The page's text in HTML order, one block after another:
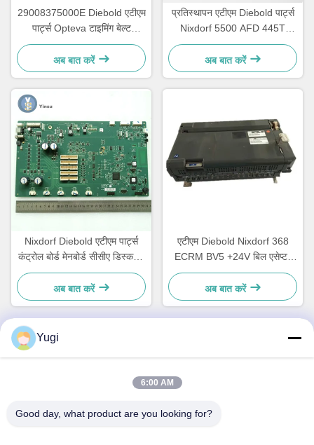
29008375000E Diebold एटीएम
पार्ट्स Opteva टाइमिंग बेल्ट
ट्रांसपोर्ट बेल्ट 67T
अब बात करें
प्रतिस्थापन एटीएम Diebold पार्ट्स
Nixdorf 5500 AFD 445T
परिवहन बेल्ट 2900837500AH
अब बात करें
Nixdorf Diebold एटीएम पार्ट्स
कंट्रोल बोर्ड मेनबोर्ड सीसीए डिस्कवरी
49242480000B
अब बात करें
एटीएम Diebold Nixdorf 368
ECRM BV5 +24V बिल एसेप्टर
वैलिडेटर पार्ट्स 49238415000A
अब बात करें
कक्ष 502, भवन 5, क्विडे रियल एस्टेट पार्क, नंबर 2-1, Xingye
Yugi
6:00 AM
Good day, what product are you looking for?